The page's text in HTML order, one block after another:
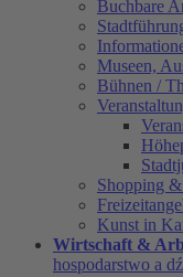
Buchbare
Museen,
Bühnen /
Shopping
Kunst in
Wirtschaft &
hospodarstwo a